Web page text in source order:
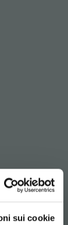
sui cookie